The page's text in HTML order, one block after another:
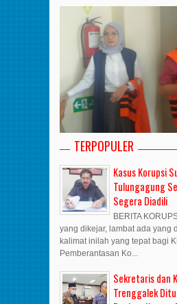
TERPOPULER
Kasus Korupsi
Tulungagung
Segera Diadili
BERITA
yang dikejar, lambat ada yang
kalimat inilah yang tepat bagi
Pemberantasan Ko...
Sekretaris dan
Trenggalek